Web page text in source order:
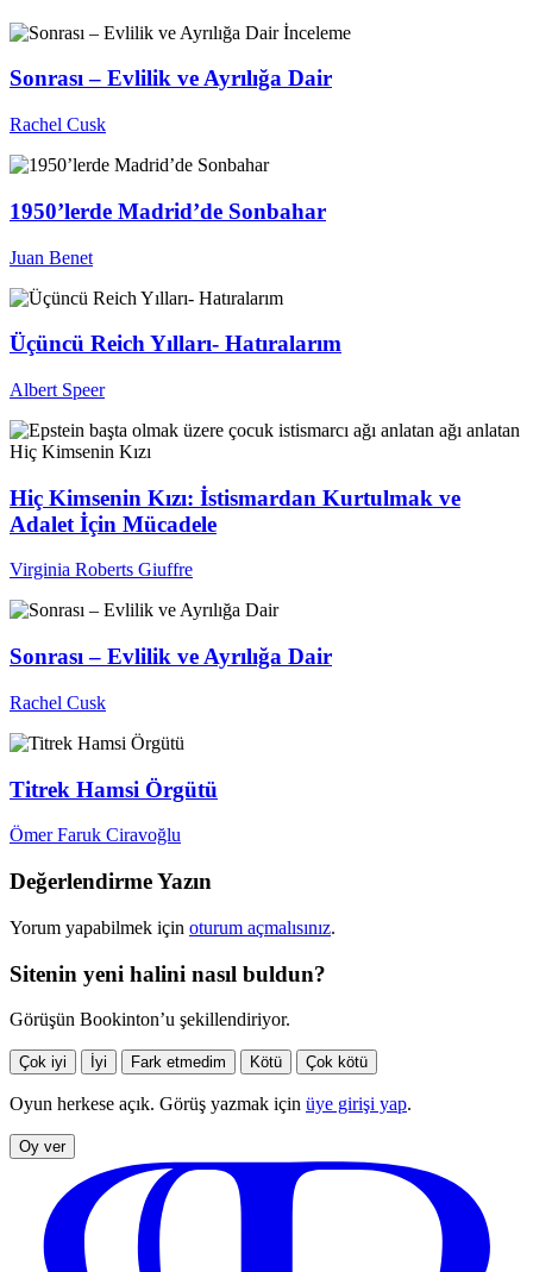
İnceleme
Sonrası – Evlilik ve Ayrılığa Dair
Rachel Cusk
1950’lerde Madrid’de Sonbahar
Juan Benet
Üçüncü Reich Yılları- Hatıralarım
Albert Speer
Hiç Kimsenin Kızı: İstismardan Kurtulmak ve
Adalet İçin Mücadele
Virginia Roberts Giuffre
Sonrası – Evlilik ve Ayrılığa Dair
Rachel Cusk
Titrek Hamsi Örgütü
Ömer Faruk Ciravoğlu
Değerlendirme Yazın
Yorum yapabilmek için oturum açmalısınız.
Sitenin yeni halini nasıl buldun?
Görüşün Bookinton’u şekillendiriyor.
Çok iyi İyi Fark etmedim Kötü Çok kötü
Oyun herkese açık. Görüş yazmak için üye girişi yap.
Oy ver